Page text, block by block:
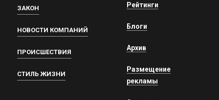
ЗАКОН
НОВОСТИ КОМПАНИЙ
ПРОИСШЕСТВИЯ
СТИЛЬ ЖИЗНИ
Рейтинги
Блоги
Архив
Размещение
рекламы